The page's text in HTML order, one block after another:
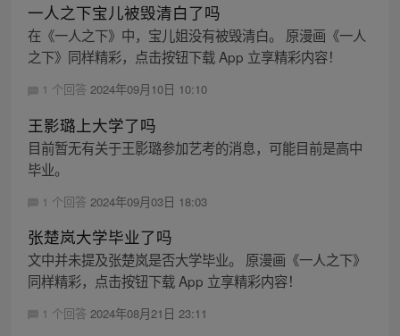
一人之下宝儿被毁清白了吗
在《一人之下》中，宝儿姐没有被毁清白。 原漫画《一人
之下》同样精彩，点击按钮下载 App 立享精彩内容！
1 个回答 2024年09月10日 10:10
王影璐上大学了吗
目前暂无有关于王影璐参加艺考的消息，可能目前是高中
毕业。
1 个回答 2024年09月03日 18:03
张楚岚大学毕业了吗
文中并未提及张楚岚是否大学毕业。 原漫画《一人之下》
同样精彩，点击按钮下载 App 立享精彩内容！
1 个回答 2024年08月21日 23:11